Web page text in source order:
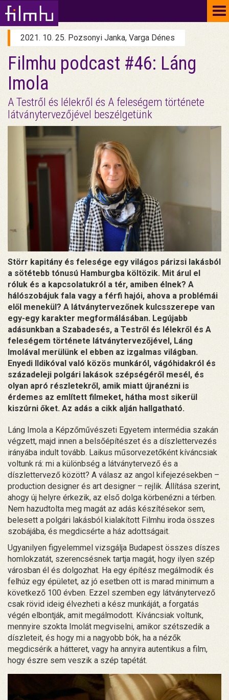
2021. 10. 25. Pozsonyi Janka, Varga Dénes
Filmhu podcast #46: Láng
Imola
A Testről és lélekről és A feleségem története
látványtervezőjével beszélgetünk
Störr kapitány és felesége egy világos párizsi lakásból
a sötétebb tónusú Hamburgba költözik. Mit árul el
róluk és a kapcsolatukról a tér, amiben élnek? A
hálószobájuk fala vagy a férfi hajói, ahova a problémái
elől menekül? A látványtervezőnek kulcsszerepe van
egy-egy karakter megformálásában. Legújabb
adásunkban a Szabadesés, a Testről és lélekről és A
feleségem története látványtervezőjével, Láng
Imolával merülünk el ebben az izgalmas világban.
Enyedi Ildikóval való közös munkáról, vágóhidakról és
századeleji polgári lakások szépségéről mesél, és
olyan apró részletekről, amik miatt újranézni is
érdemes az említett filmeket, hátha most sikerül
kiszúrni őket. Az adás a cikk alján hallgatható.
Láng Imola a Képzőművészeti Egyetem intermédia szakán
végzett, majd innen a belsőépítészet és a díszlettervezés
irányába indult tovább. Laikus műsorvezetőként kíváncsiak
voltunk rá: mi a különbség a látványtervező és a
díszlettervező között? A válasz az angol kifejezésekben –
production designer és art designer – rejlik. Állítása szerint,
ahogy új helyre érkezik, az első dolga körbenézni a térben.
Nem hazudtolta meg magát az adás készítésekor sem,
belesett a polgári lakásból kialakított Filmhu iroda összes
szobájába, és megdicsérte a ház adottságait.
Ugyanilyen figyelemmel vizsgálja Budapest összes díszes
homlokzatát, szerencsésnek tartja magát, hogy ilyen szép
városban él és dolgozhat. Ha egy építész megálmodik és
felhúz egy épületet, az jó esetben ott is marad minimum a
következő 100 évben. Ezzel szemben egy látványtervező
csak rövid ideig élvezheti a kész munkáját, a forgatás
végén elbontják, amit megálmodott. Kíváncsiak voltunk,
mennyire szokta Imolát megviselni, amikor szétszedik a
díszleteit, és hogy mi a nagyobb bók, ha a nézők
megdicsérik a hátteret, vagy ha annyira autentikus a film,
hogy észre sem veszik a szép tapétát.